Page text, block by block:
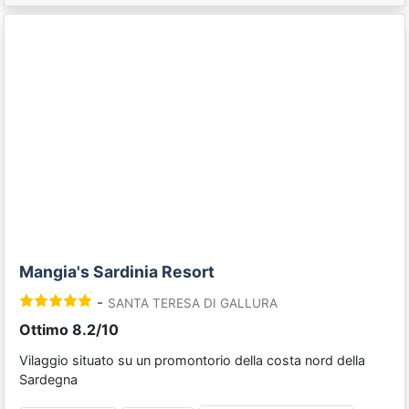
Mangia's Sardinia Resort
- SANTA TERESA DI GALLURA
Ottimo 8.2/10
Vilaggio situato su un promontorio della costa nord della
Sardegna